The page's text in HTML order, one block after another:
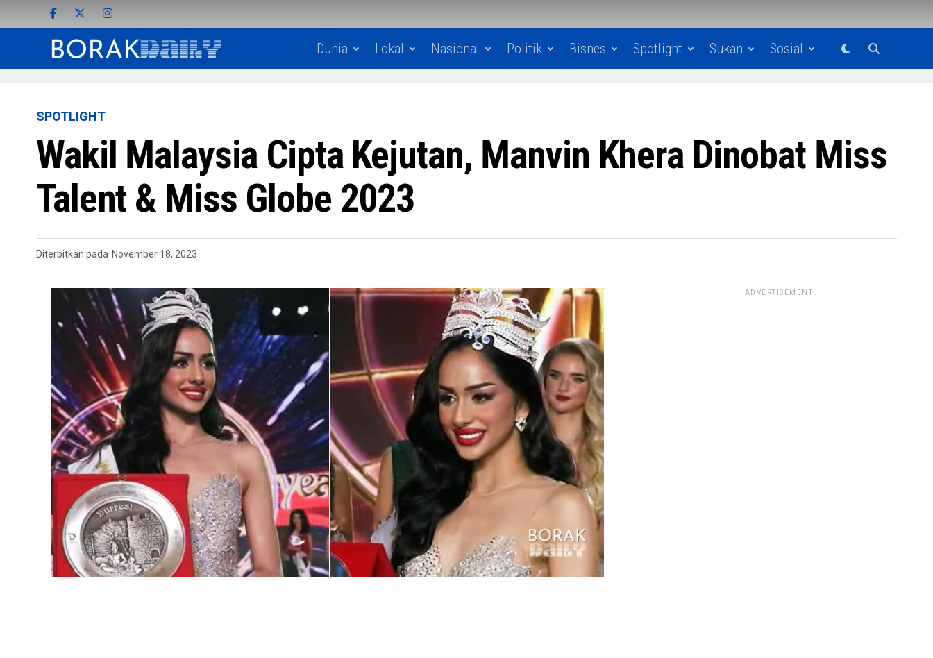
Dunia Lokal Nasional Politik Bisnes Spotlight Sukan Sosial
SPOTLIGHT
Wakil Malaysia Cipta Kejutan, Manvin Khera Dinobat Miss
Talent & Miss Globe 2023
Diterbitkan pada November 18, 2023
ADVERTISEMENT